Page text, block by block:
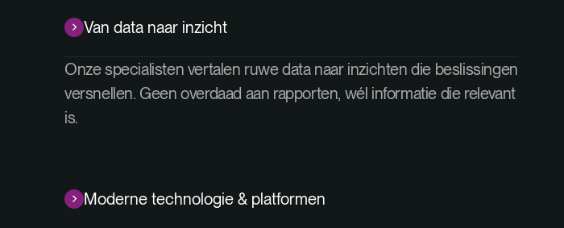
Van data naar inzicht
Onze specialisten vertalen ruwe data naar inzichten die beslissingen
versnellen. Geen overdaad aan rapporten, wél informatie die relevant
is.
Moderne technologie & platformen